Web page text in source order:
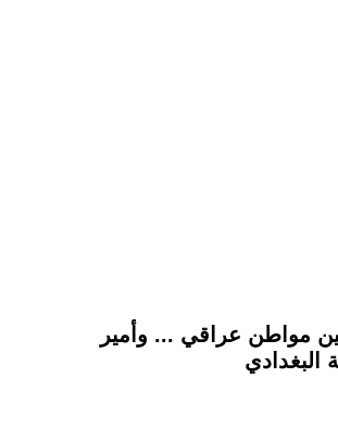
مواطن عراقي ... وأمير
البغدادي